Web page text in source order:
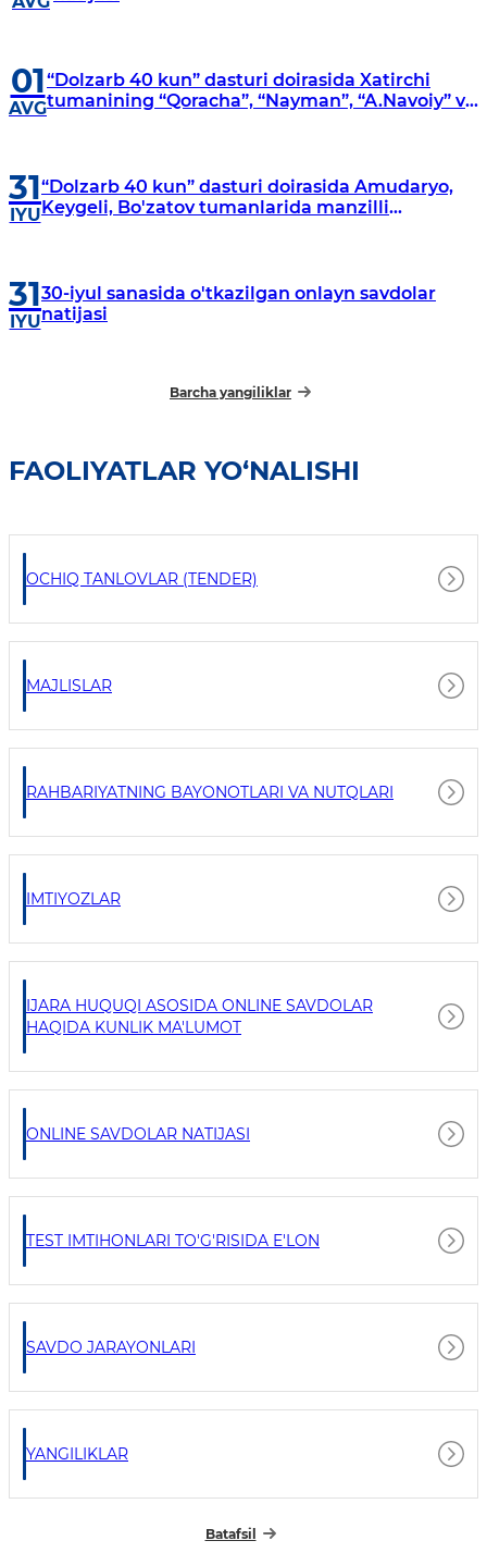
01
AVG
“Dolzarb 40 kun” dasturi doirasida Xatirchi
tumanining “Qoracha”, “Nayman”, “A.Navoiy” va
31
IYU
“Dolzarb 40 kun” dasturi doirasida Amudaryo,
Keygeli, Bo'zatov tumanlarida manzilli
31
IYU
30-iyul sanasida o'tkazilgan onlayn savdolar
natijasi
Barcha yangiliklar
FAOLIYATLAR YO‘NALISHI
OCHIQ TANLOVLAR (TENDER)
MAJLISLAR
RAHBARIYATNING BAYONOTLARI VA NUTQLARI
IMTIYOZLAR
IJARA HUQUQI ASOSIDA ONLINE SAVDOLAR
HAQIDA KUNLIK MA'LUMOT
ONLINE SAVDOLAR NATIJASI
TEST IMTIHONLARI TO'G'RISIDA E'LON
SAVDO JARAYONLARI
YANGILIKLAR
Batafsil